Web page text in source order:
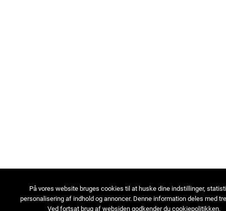
På vores website bruges cookies til at huske dine indstillinger,
personalisering af indhold og annoncer. Denne information deles med
Ved fortsat brug af websiden godkender du cookiepolitikken.